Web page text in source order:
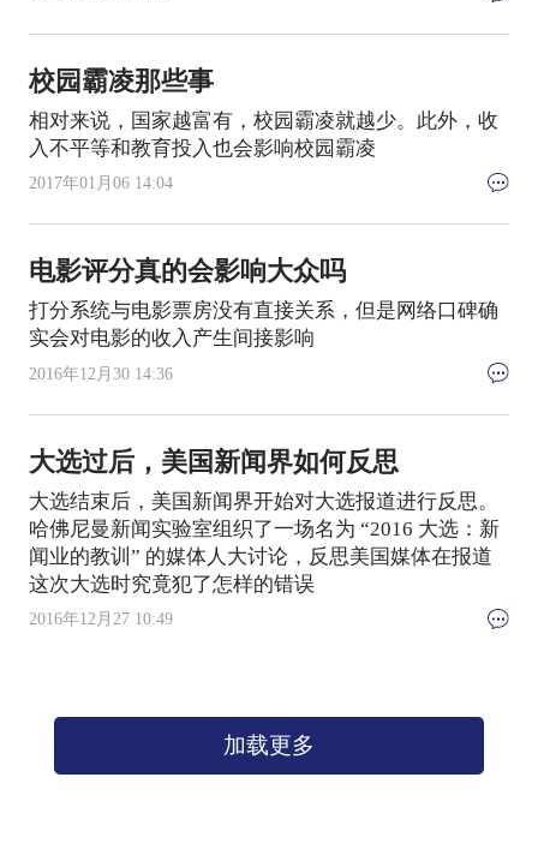
校园霸凌那些事
相对来说，国家越富有，校园霸凌就越少。此外，收
入不平等和教育投入也会影响校园霸凌
2017年01月06 14:04
电影评分真的会影响大众吗
打分系统与电影票房没有直接关系，但是网络口碑确
实会对电影的收入产生间接影响
2016年12月30 14:36
大选过后，美国新闻界如何反思
大选结束后，美国新闻界开始对大选报道进行反思。
哈佛尼曼新闻实验室组织了一场名为 “2016 大选：新
闻业的教训” 的媒体人大讨论，反思美国媒体在报道
这次大选时究竟犯了怎样的错误
2016年12月27 10:49
加载更多